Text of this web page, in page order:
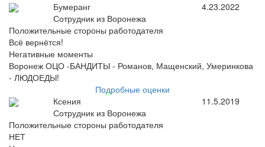
Бумеранг
Сотрудник из Воронежа
4.23.2022
Положительные стороны работодателя
Всё вернётся!
Негативные моменты
Воронеж ОЦО -БАНДИТЫ - Романов, Мащенский, Умеринкова
- ЛЮДОЕДЫ!
Подробные оценки
Ксения
Сотрудник из Воронежа
11.5.2019
Положительные стороны работодателя
НЕТ